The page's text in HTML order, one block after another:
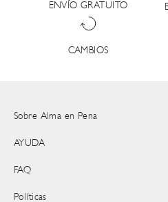
ENVÍO GRATUITO
CAMBIOS
Sobre Alma en Pena
AYUDA
FAQ
Políticas